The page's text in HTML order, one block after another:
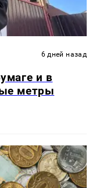
6 дней назад
и в
метры